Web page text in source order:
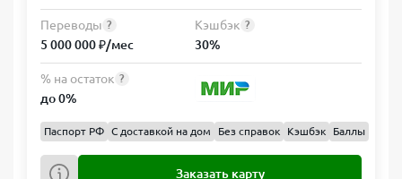
Переводы ?
5 000 000 ₽/мес
Кэшбэк ?
30%
% на остаток ?
до 0%
Паспорт РФ С доставкой на дом Без справок Кэшбэк Баллы
Заказать карту